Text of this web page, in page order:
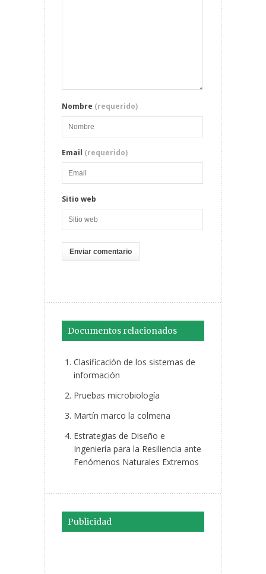
Nombre (requerido)
Email (requerido)
Sitio web
Documentos relacionados
Clasificación de los sistemas de
información
Pruebas microbiología
Martín marco la colmena
Estrategias de Diseño e
Ingeniería para la Resiliencia ante
Fenómenos Naturales Extremos
Publicidad